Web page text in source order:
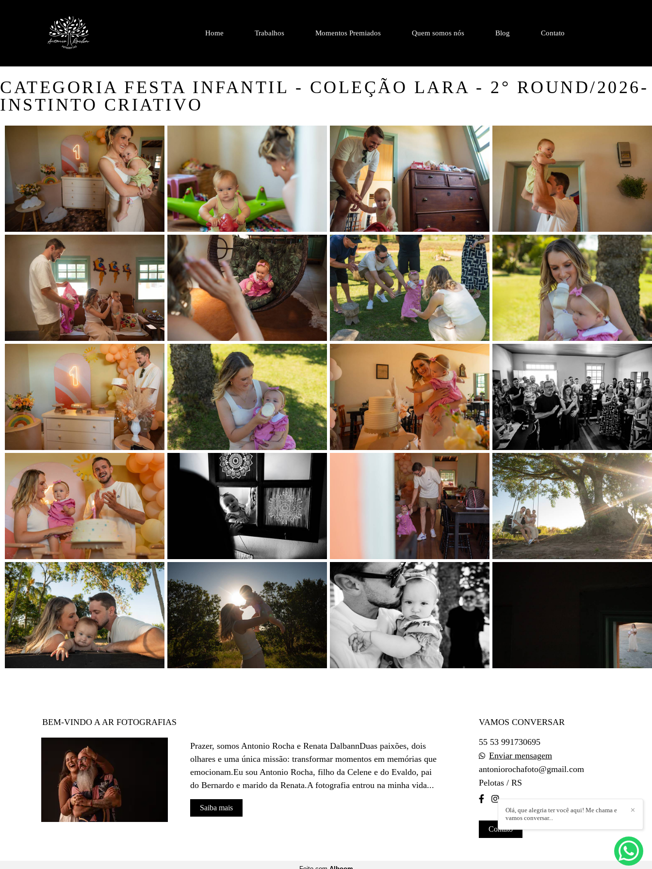
Home Trabalhos Momentos Premiados Quem somos nós Blog Contato
CATEGORIA FESTA INFANTIL - COLEÇÃO LARA - 2° ROUND/2026-
INSTINTO CRIATIVO
BEM-VINDO A AR FOTOGRAFIAS
Prazer, somos Antonio Rocha e Renata DalbannDuas paixões, dois
olhares e uma única missão: transformar momentos em memórias que
emocionam.Eu sou Antonio Rocha, filho da Celene e do Evaldo, pai
do Bernardo e marido da Renata.A fotografia entrou na minha vida...
Saiba mais
VAMOS CONVERSAR
55 53 991730695
Enviar mensagem
antoniorochafoto@gmail.com
Pelotas / RS
Contato
✕
Olá, que alegria ter você aqui! Me chama e
vamos conversar...